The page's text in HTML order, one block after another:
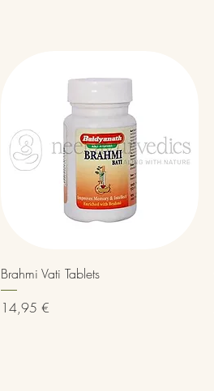
Vista rápida
Brahmi Vati Tablets
Precio
14,95 €